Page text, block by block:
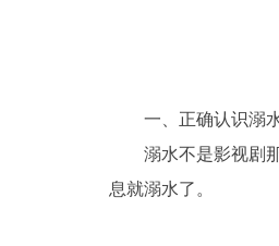
一、正确认识溺
溺水不是影视剧那
息就溺水了。